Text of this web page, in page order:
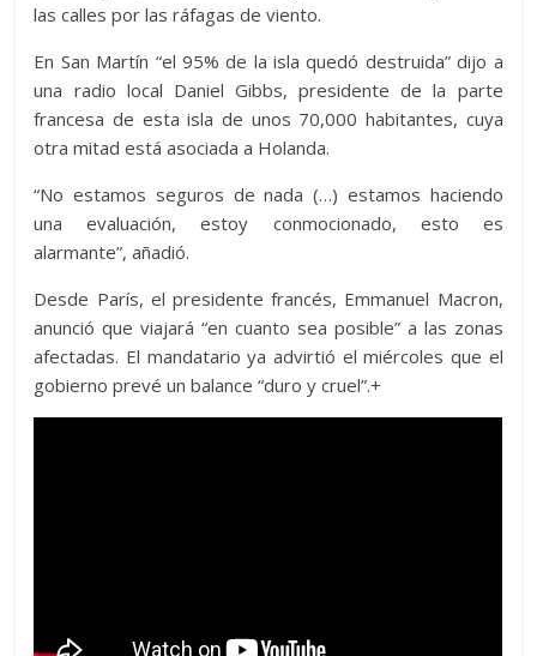
las calles por las ráfagas de viento.
En San Martín “el 95% de la isla quedó destruida” dijo a
una radio local Daniel Gibbs, presidente de la parte
francesa de esta isla de unos 70,000 habitantes, cuya
otra mitad está asociada a Holanda.
“No estamos seguros de nada (…) estamos haciendo
una evaluación, estoy conmocionado, esto es
alarmante”, añadió.
Desde París, el presidente francés, Emmanuel Macron,
anunció que viajará “en cuanto sea posible” a las zonas
afectadas. El mandatario ya advirtió el miércoles que el
gobierno prevé un balance “duro y cruel”.+